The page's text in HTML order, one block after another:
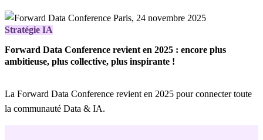
Stratégie IA
Forward Data Conference revient en 2025 : encore plus
ambitieuse, plus collective, plus inspirante !
La Forward Data Conference revient en 2025 pour connecter toute
la communauté Data & IA.